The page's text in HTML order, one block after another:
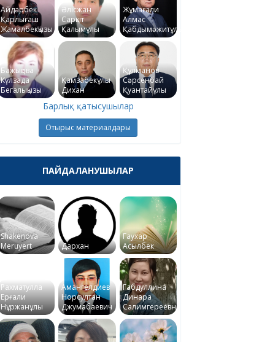
Айдарбек
Қарлығаш
Жамалбекқызы
Әлісжан
Сарқыт
Қалымұлы
Жұмағали
Алмас
Қабдымәжитұлы
Бажықова
Күлзада
Бегалықызы
Қамзабекұлы
Дихан
Құлманов
Сәрсенбай
Қуантайұлы
Барлық қатысушылар
Отырыс материалдары
ПАЙДАЛАНУШЫЛАР
Shakenova
Meruyert
Дархан
Гаухар
Асылбек
Рахматулла
Ерғали
Нұржанұлы
Амангелдиев
Норсултан
Джумабаевич
Габдуллина
Динара
Салимгереевна